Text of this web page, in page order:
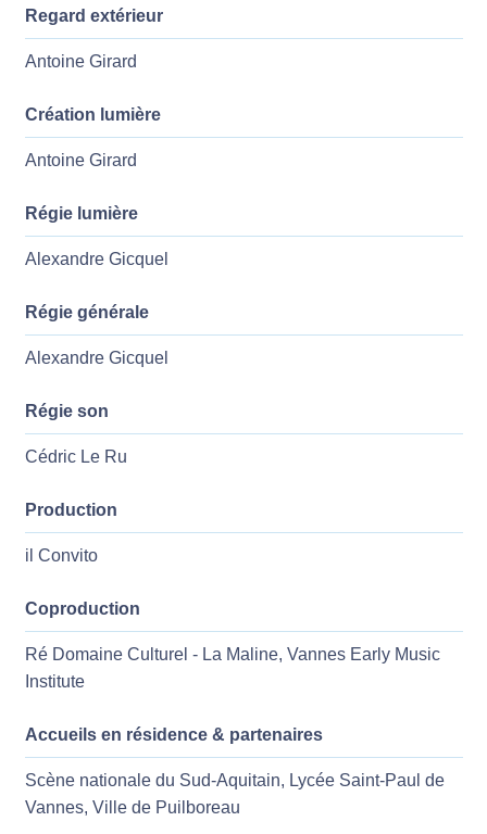
Regard extérieur
Antoine Girard
Création lumière
Antoine Girard
Régie lumière
Alexandre Gicquel
Régie générale
Alexandre Gicquel
Régie son
Cédric Le Ru
Production
il Convito
Coproduction
Ré Domaine Culturel - La Maline, Vannes Early Music
Institute
Accueils en résidence & partenaires
Scène nationale du Sud-Aquitain, Lycée Saint-Paul de
Vannes, Ville de Puilboreau